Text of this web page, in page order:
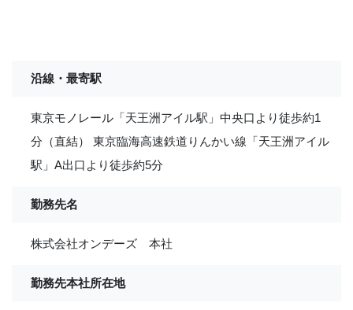
沿線・最寄駅
東京モノレール「天王洲アイル駅」中央口より徒歩約1
分（直結） 東京臨海高速鉄道りんかい線「天王洲アイル
駅」A出口より徒歩約5分
勤務先名
株式会社オンデーズ 本社
勤務先本社所在地